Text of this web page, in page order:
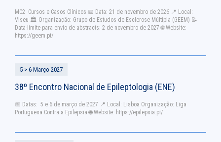
MC2 Cursos e Casos Clínicos 📅 Data: 21 de novembro de 2026 📍 Local:
Viseu 🏛 Organização: Grupo de Estudos de Esclerose Múltipla (GEEM) 📝
Data-limite para envio de abstracts: 2 de novembro de 2027 🌐 Website:
https://geem.pt/
5 > 6 Março 2027
38º Encontro Nacional de Epileptologia (ENE)
📅 Datas: 5 e 6 de março de 2027 📍 Local: Lisboa Organização: Liga
Portuguesa Contra a Epilepsia 🌐 Website: https://epilepsia.pt/